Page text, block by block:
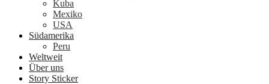
Kuba
Mexiko
USA
Südamerika
Peru
Weltweit
Über uns
Story Sticker